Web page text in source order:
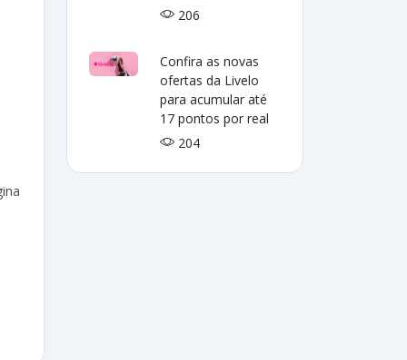
206
Confira as novas
ofertas da Livelo
para acumular até
17 pontos por real
204